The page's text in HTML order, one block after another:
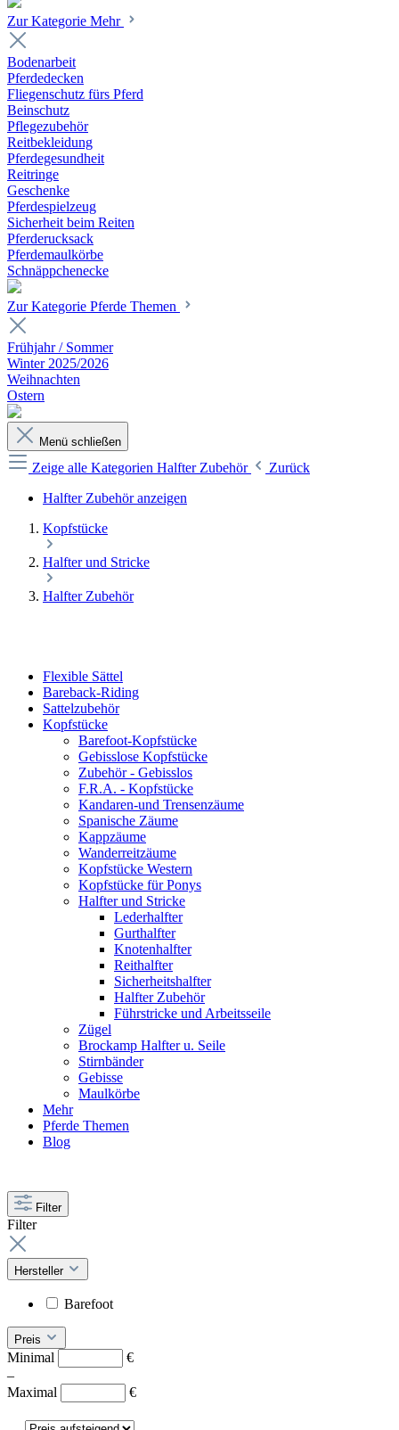
Zur Kategorie Mehr
Bodenarbeit
Pferdedecken
Fliegenschutz fürs Pferd
Beinschutz
Pflegezubehör
Reitbekleidung
Pferdegesundheit
Reitringe
Geschenke
Pferdespielzeug
Sicherheit beim Reiten
Pferderucksack
Pferdemaulkörbe
Schnäppchenecke
Zur Kategorie Pferde Themen
Frühjahr / Sommer
Winter 2025/2026
Weihnachten
Ostern
Menü schließen
Zeige alle Kategorien Halfter Zubehör
Zurück
Halfter Zubehör anzeigen
Kopfstücke
Halfter und Stricke
Halfter Zubehör
Flexible Sättel
Bareback-Riding
Sattelzubehör
Kopfstücke
Barefoot-Kopfstücke
Gebisslose Kopfstücke
Zubehör - Gebisslos
F.R.A. - Kopfstücke
Kandaren-und Trensenzäume
Spanische Zäume
Kappzäume
Wanderreitzäume
Kopfstücke Western
Kopfstücke für Ponys
Halfter und Stricke
Lederhalfter
Gurthalfter
Knotenhalfter
Reithalfter
Sicherheitshalfter
Halfter Zubehör
Führstricke und Arbeitsseile
Zügel
Brockamp Halfter u. Seile
Stirnbänder
Gebisse
Maulkörbe
Mehr
Pferde Themen
Blog
Filter
Filter
Hersteller
Barefoot
Preis
Minimal
€
–
Maximal
€